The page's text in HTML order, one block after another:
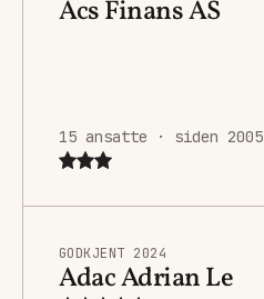
Acs Finans AS
15 ansatte · siden 2005
GODKJENT 2024
Adac Adrian Le